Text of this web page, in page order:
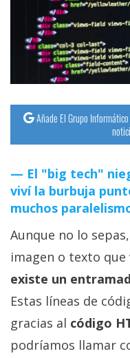
Operadores
Trucos
y
Tutoriales
Sistemas
operativos
Profesional
+
Más
temas
Añade El Grupo
El "big tech"
viví la burbuja
muchos
Aunque no lo
imagen o texto que
existe un
Estas líneas de
gracias al código
podríamos llamar